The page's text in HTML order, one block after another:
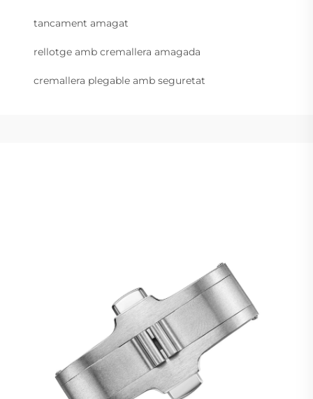
tancament amagat
rellotge amb cremallera amagada
cremallera plegable amb seguretat